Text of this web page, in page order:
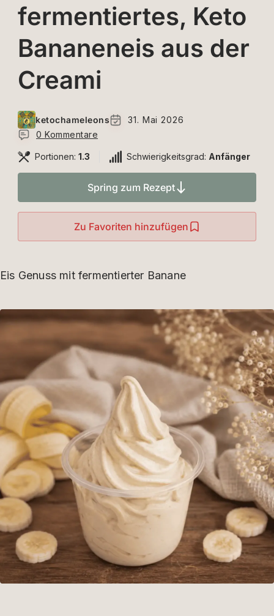
fermentiertes, Keto
Bananeneis aus der
Creami
ketochameleons
31. Mai 2026
0 Kommentare
Portionen: 1.3 Schwierigkeitsgrad: Anfänger
Spring zum Rezept
Zu Favoriten hinzufügen
Eis Genuss mit fermentierter Banane